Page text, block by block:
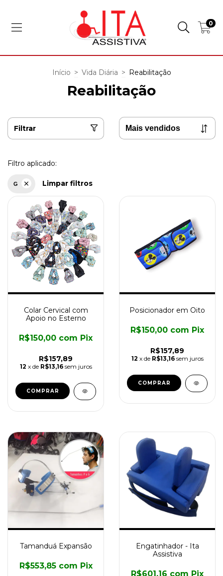
0
Início > Vida Diária > Reabilitação
Reabilitação
Filtrar
Filtro aplicado:
G Limpar filtros
Colar Cervical com
Apoio no Esterno
R$157,89
R$150,00 com Pix
12 x de R$13,16 sem juros
COMPRAR
Posicionador em Oito
R$157,89
R$150,00 com Pix
12 x de R$13,16 sem juros
COMPRAR
Tamanduá Expansão
R$553,85 com Pix
Engatinhador - Ita
Assistiva
R$601,16 com Pix